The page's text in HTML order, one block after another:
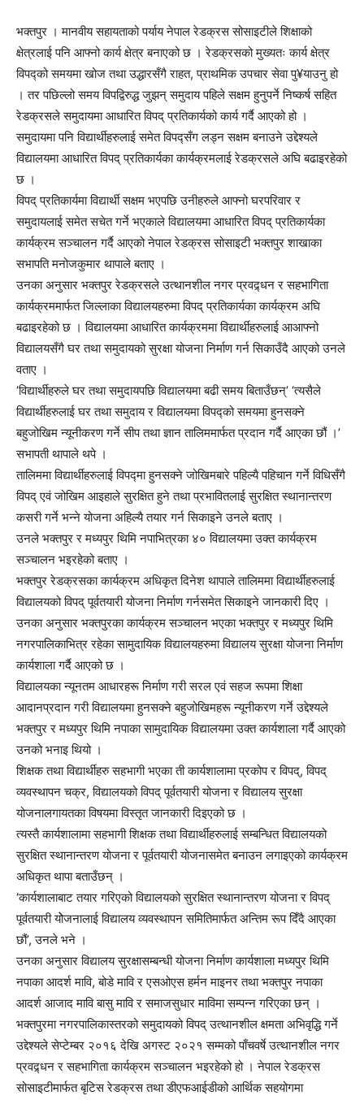
भक्तपुर । मानवीय सहायताको पर्याय नेपाल रेडक्रस सोसाइटीले शिक्षाको
क्षेत्रलाई पनि आफ्नो कार्य क्षेत्र बनाएको छ । रेडक्रसको मुख्यतः कार्य क्षेत्र
विपद्को समयमा खोज तथा उद्धारसँगै राहत, प्राथमिक उपचार सेवा पु¥याउनु हो
। तर पछिल्लो समय विपद्विरुद्ध जुझन् समुदाय पहिले सक्षम हुनुपर्ने निष्कर्ष सहित
रेडक्रसले समुदायमा आधारित विपद् प्रतिकार्यको कार्य गर्दै आएको हो ।
समुदायमा पनि विद्यार्थीहरुलाई समेत विपद्सँग लड्न सक्षम बनाउने उद्देश्यले
विद्यालयमा आधारित विपद् प्रतिकार्यका कार्यक्रमलाई रेडक्रसले अघि बढाइरहेको
छ ।
विपद् प्रतिकार्यमा विद्यार्थी सक्षम भएपछि उनीहरुले आफ्नो घरपरिवार र
समुदायलाई समेत सचेत गर्ने भएकाले विद्यालयमा आधारित विपद् प्रतिकार्यका
कार्यक्रम सञ्चालन गर्दै आएको नेपाल रेडक्रस सोसाइटी भक्तपुर शाखाका
सभापति मनोजकुमार थापाले बताए ।
उनका अनुसार भक्तपुर रेडक्रसले उत्थानशील नगर प्रवद्र्धन र सहभागिता
कार्यक्रममार्फत जिल्लाका विद्यालयहरुमा विपद् प्रतिकार्यका कार्यक्रम अघि
बढाइरहेको छ । विद्यालयमा आधारित कार्यक्रममा विद्यार्थीहरुलाई आआफ्नो
विद्यालयसँगै घर तथा समुदायको सुरक्षा योजना निर्माण गर्न सिकाउँदै आएको उनले
वताए ।
‘विद्यार्थीहरुले घर तथा समुदायपछि विद्यालयमा बढी समय बिताउँछन्’ ‘त्यसैले
विद्यार्थीहरुलाई घर तथा समुदाय र विद्यालयमा विपद्को समयमा हुनसक्ने
बहुजोखिम न्यूनीकरण गर्ने सीप तथा ज्ञान तालिममार्फत प्रदान गर्दै आएका छौं ।’
सभापती थापाले थपे ।
तालिममा विद्यार्थीहरुलाई विपद्मा हुनसक्ने जोखिमबारे पहिल्यै पहिचान गर्ने विधिसँगै
विपद् एवं जोखिम आइहाले सुरक्षित हुने तथा प्रभावितलाई सुरक्षित स्थानान्तरण
कसरी गर्ने भन्ने योजना अहिल्यै तयार गर्न सिकाइने उनले बताए ।
उनले भक्तपुर र मध्यपुर थिमि नपाभित्रका ४० विद्यालयमा उक्त कार्यक्रम
सञ्चालन भइरहेको बताए ।
भक्तपुर रेडक्रसका कार्यक्रम अधिकृत दिनेश थापाले तालिममा विद्यार्थीहरुलाई
विद्यालयको विपद् पूर्वतयारी योजना निर्माण गर्नसमेत सिकाइने जानकारी दिए ।
उनका अनुसार भक्तपुरका कार्यक्रम सञ्चालन भएका भक्तपुर र मध्यपुर थिमि
नगरपालिकाभित्र रहेका सामुदायिक विद्यालयहरुमा विद्यालय सुरक्षा योजना निर्माण
कार्यशाला गर्दै आएको छ ।
विद्यालयका न्यूनतम आधारहरू निर्माण गरी सरल एवं सहज रूपमा शिक्षा
आदानप्रदान गरी विद्यालयमा हुनसक्ने बहुजोखिमहरू न्यूनीकरण गर्ने उद्देश्यले
भक्तपुर र मध्यपुर थिमि नपाका सामुदायिक विद्यालयमा उक्त कार्यशाला गर्दै आएको
उनको भनाइ थियो ।
शिक्षक तथा विद्यार्थीहरु सहभागी भएका ती कार्यशालामा प्रकोप र विपद्, विपद्
व्यवस्थापन चक्र, विद्यालयको विपद् पूर्वतयारी योजना र विद्यालय सुरक्षा
योजनालगायतका विषयमा विस्तृत जानकारी दिइएको छ ।
त्यस्तै कार्यशालामा सहभागी शिक्षक तथा विद्यार्थीहरुलाई सम्बन्धित विद्यालयको
सुरक्षित स्थानान्तरण योजना र पूर्वतयारी योजनासमेत बनाउन लगाइएको कार्यक्रम
अधिकृत थापा बताउँछन् ।
‘कार्यशालाबाट तयार गरिएको विद्यालयको सुरक्षित स्थानान्तरण योजना र विपद्
पूर्वतयारी योेजनालाई विद्यालय व्यवस्थापन समितिमार्फत अन्तिम रूप दिँदै आएका
छौं’, उनले भने ।
उनका अनुसार विद्यालय सुरक्षासम्बन्धी योजना निर्माण कार्यशाला मध्यपुर थिमि
नपाका आदर्श मावि, बोडे मावि र एसओएस हर्मन माइनर तथा भक्तपुर नपाका
आदर्श आजाद मावि बासु मावि र समाजसुधार माविमा सम्पन्न गरिएका छन् ।
भक्तपुरमा नगरपालिकास्तरको समुदायको विपद् उत्थानशील क्षमता अभिवृद्धि गर्ने
उद्देश्यले सेप्टेम्बर २०१६ देखि अगस्ट २०२१ सम्मको पाँचवर्षे उत्थानशील नगर
प्रवद्र्धन र सहभागिता कार्यक्रम सञ्चालन भइरहेको हो । नेपाल रेडक्रस
सोसाइटीमार्फत बृटिस रेडक्रस तथा डीएफआईडीको आर्थिक सहयोगमा